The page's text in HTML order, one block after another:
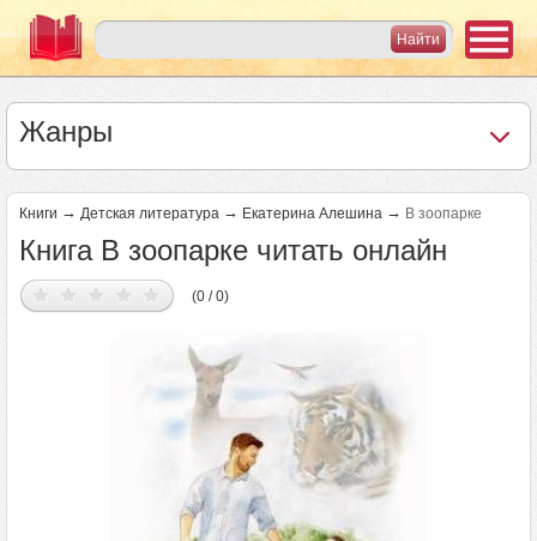
Жанры
Книги → Детская литература → Екатерина Алешина → В зоопарке
Книга В зоопарке читать онлайн
(0 / 0)